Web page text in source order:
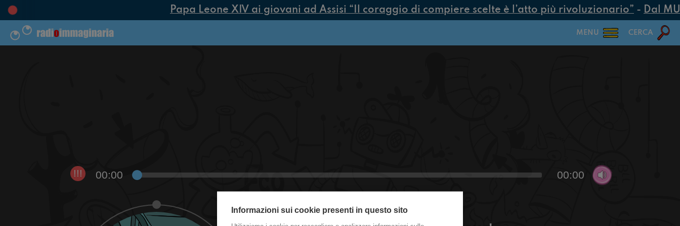
Papa Leone XIV ai giovani ad Assisi “Il coraggio di compiere scelte è l’atto più rivoluzionario”- Dal
MENU CERCA
!!! 00:00 00:00
Informazioni sui cookie presenti in questo sito